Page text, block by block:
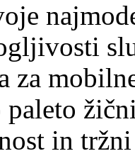
za
paleto
in